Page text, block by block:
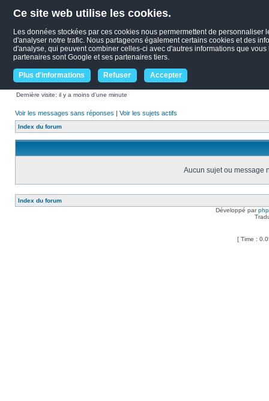
Ce site web utilise les cookies.
Les données stockées par ces cookies nous permermettent de
d'analyser notre trafic. Nous partageons également certains cookies et des
d'analyse, qui peuvent combiner celles-ci avec d'autres informations que
partenaires sont Google et ses partenaires tiers.
Plus d'informations Refuser Accepter
Dernière visite: il y a moins d’une minute
Voir les messages sans réponses | Voir les sujets actifs
Index du forum
Aucun sujet ou message
Index du forum
Développé par
[ Time :